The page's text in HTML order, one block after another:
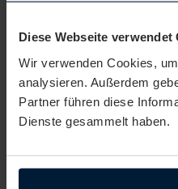
Diese Webseite verwendet
Wir verwenden Cookies,
analysieren. Außerdem
Partner führen diese
Dienste gesammelt haben.